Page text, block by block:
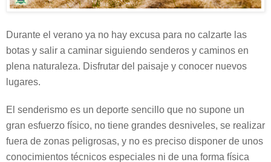
Durante el verano ya no hay excusa para no calzarte las
botas y salir a caminar siguiendo senderos y caminos en
plena naturaleza. Disfrutar del paisaje y conocer nuevos
lugares.
El senderismo es un deporte sencillo que no supone un
gran esfuerzo físico, no tiene grandes desniveles, se realizar
fuera de zonas peligrosas, y no es preciso disponer de unos
conocimientos técnicos especiales ni de una forma física